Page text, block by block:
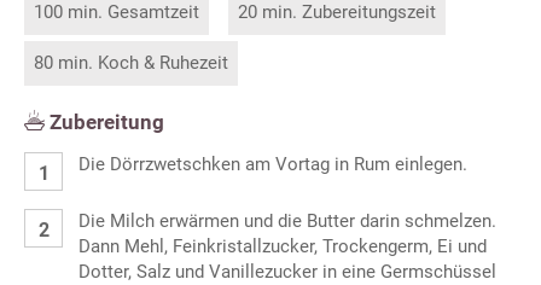
100 min. Gesamtzeit 20 min. Zubereitungszeit
80 min. Koch & Ruhezeit
Zubereitung
Die Dörrzwetschken am Vortag in Rum einlegen.
Die Milch erwärmen und die Butter darin schmelzen.
Dann Mehl, Feinkristallzucker, Trockengerm, Ei und
Dotter, Salz und Vanillezucker in eine Germschüssel